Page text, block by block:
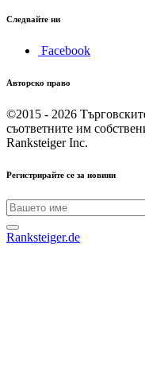
Следвайте ни
Facebook
Авторско право
©2015 - 2026
съответните им
Ranksteiger Inc.
Регистрирайте се за новини
Ranksteiger.de